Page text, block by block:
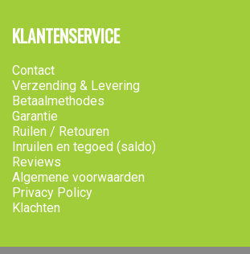
KLANTENSERVICE
Contact
Verzending & Levering
Betaalmethodes
Garantie
Ruilen / Retouren
Inruilen en tegoed (saldo)
Reviews
Algemene voorwaarden
Privacy Policy
Klachten